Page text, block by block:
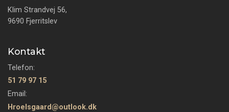
Klim Strandvej 56,
9690 Fjerritslev
Kontakt
Telefon:
51 79 97 15
Email:
Hroelsgaard@outlook.dk